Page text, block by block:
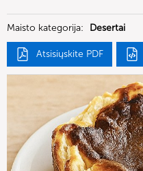
Maisto kategorija: Desertai
Atsisiųskite PDF